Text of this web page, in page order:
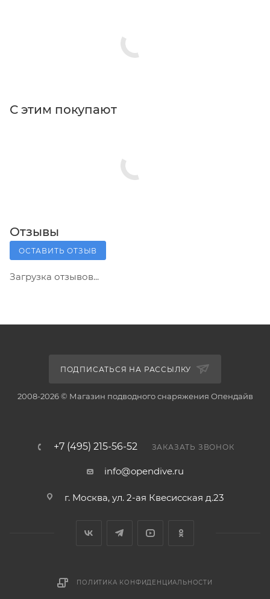
С этим покупают
Отзывы
ОСТАВИТЬ ОТЗЫВ
Загрузка отзывов...
ПОДПИСАТЬСЯ НА РАССЫЛКУ
2008-2026 © Магазин подводного снаряжения Опендайв
+7 (495) 215-56-52 ЗАКАЗАТЬ ЗВОНОК
info@opendive.ru
г. Москва, ул. 2-ая Квесисская д.23
ПОЛИТИКА КОНФИДЕНЦИАЛЬНОСТИ